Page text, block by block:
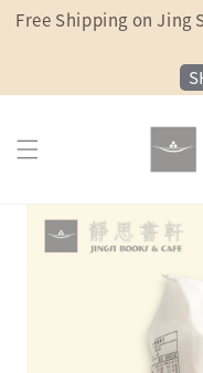
Free Shipping on Jing